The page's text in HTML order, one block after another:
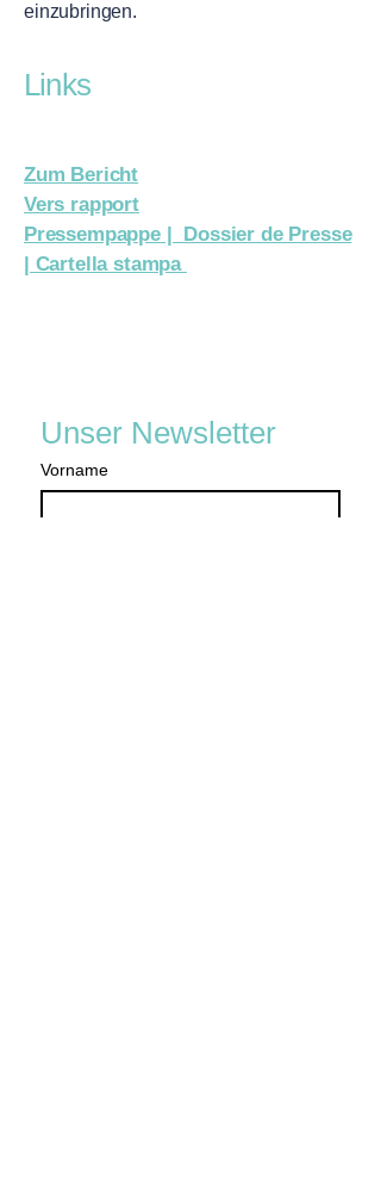
einzubringen.
Links
Zum Bericht
Vers rapport
Pressempappe | Dossier de Presse
| Cartella stampa
Unser Newsletter
Vorname